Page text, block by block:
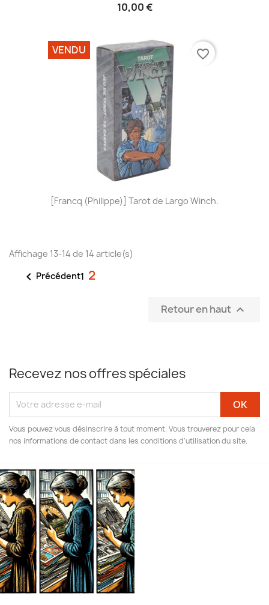
10,00 €
[Francq (Philippe)] Tarot de Largo Winch.
VENDU favorite_border
Affichage 13-14 de 14 article(s)
 Précédent1 2
Retour en haut 
Recevez nos offres spéciales
Vous pouvez vous désinscrire à tout moment. Vous trouverez pour cela
nos informations de contact dans les conditions d'utilisation du site.